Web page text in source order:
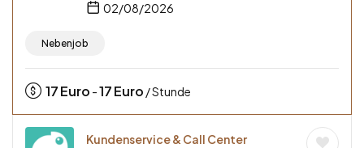
02/08/2026
Nebenjob
17Euro -17Euro / Stunde
Kundenservice & Call Center